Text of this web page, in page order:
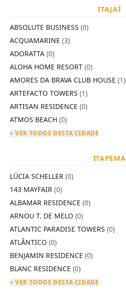
ITAJAÍ
ABSOLUTE BUSINESS (0)
ACQUAMARINE (3)
ADORATTA (0)
ALOHA HOME RESORT (0)
AMORES DA BRAVA CLUB HOUSE (1)
ARTEFACTO TOWERS (1)
ARTISAN RESIDENCE (0)
ATMOS BEACH (0)
+ VER TODOS DESTA CIDADE
ITAPEMA
LÚCIA SCHELLER (0)
143 MAYFAIR (0)
ALBAMAR RESIDENCE (0)
ARNOU T. DE MELO (0)
ATLANTIC PARADISE TOWERS (0)
ATLÂNTICO (0)
BENJAMIN RESIDENCE (0)
BLANC RESIDENCE (0)
+ VER TODOS DESTA CIDADE